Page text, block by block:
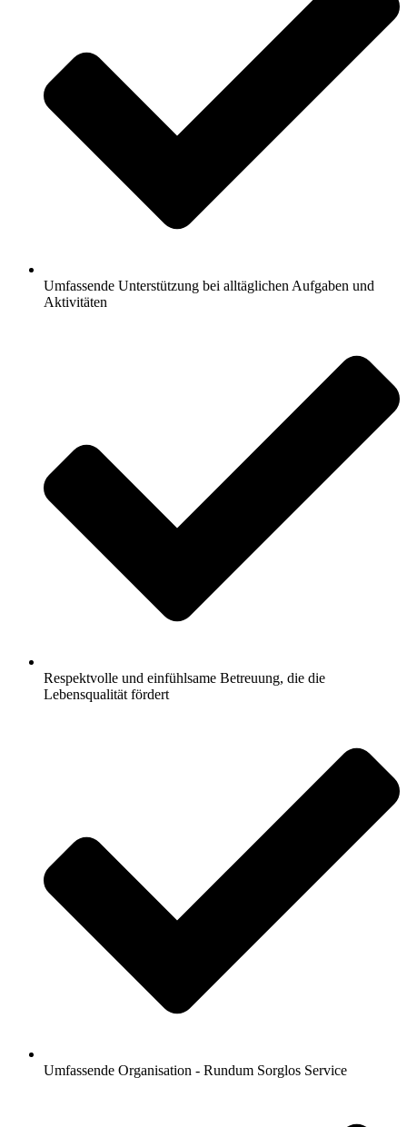
Umfassende Unterstützung bei alltäglichen Aufgaben und
Aktivitäten
Respektvolle und einfühlsame Betreuung, die die
Lebensqualität fördert
Umfassende Organisation - Rundum Sorglos Service